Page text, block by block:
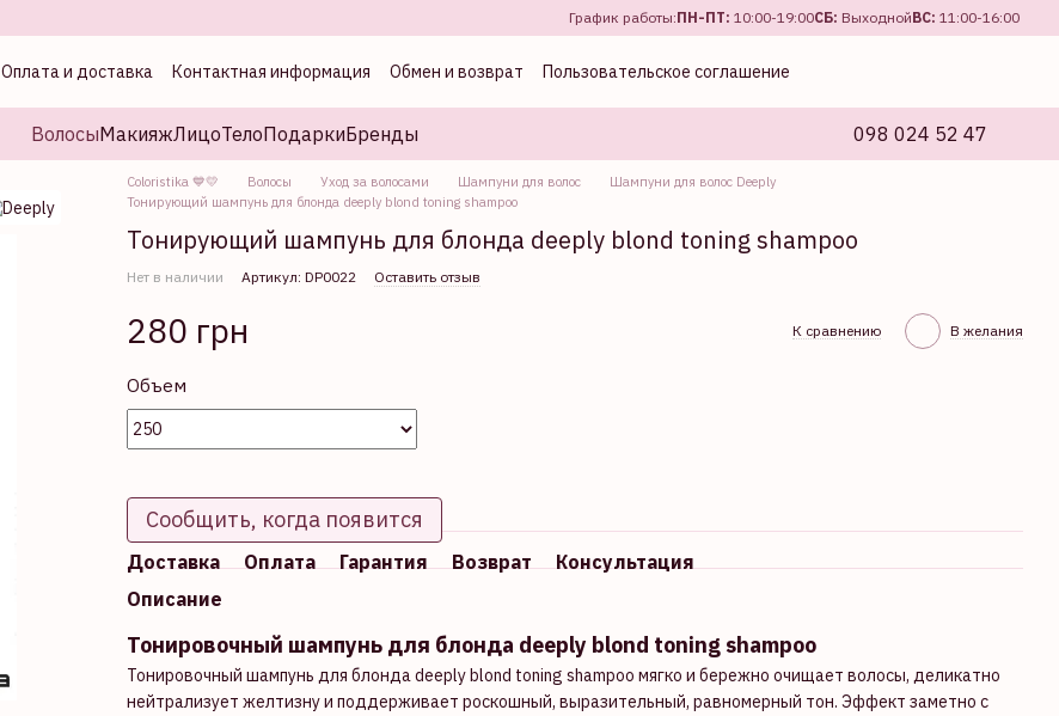
График работы:ПН-ПТ: 10:00-19:00СБ: ВыходнойВС: 11:00-16:00
Оплата и доставка Контактная информация Обмен и возврат
Пользовательское соглашение
ВолосыМакияжЛицоТелоПодаркиБренды 098 024 52 47
Coloristika 💙💛 Волосы Уход за волосами Шампуни для волос
Шампуни для волос Deeply
Тонирующий шампунь для блонда deeply blond toning shampoo
Тонирующий шампунь для блонда deeply blond toning shampoo
Нет в наличии Артикул: DP0022 Оставить отзыв
280 грн К сравнению В желания
Объем
Сообщить, когда появится
Доставка Оплата Гарантия Возврат
Консультация
Описание
Тонировочный шампунь для блонда deeply blond toning shampoo
Тонировочный шампунь для блонда deeply blond toning shampoo мягко и бережно очищает волосы, деликатно
нейтрализует желтизну и поддерживает роскошный, выразительный, равномерный тон. Эффект заметно с